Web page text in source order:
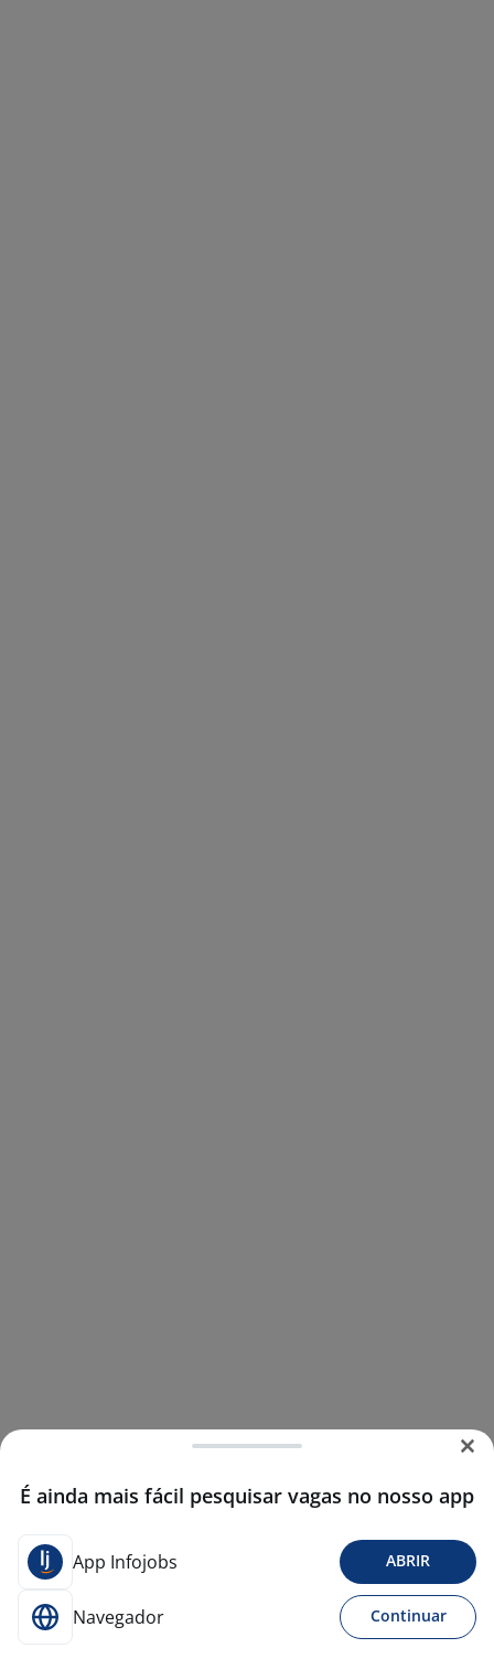
É ainda mais fácil pesquisar vagas no nosso app
App Infojobs ABRIR
Navegador Continuar